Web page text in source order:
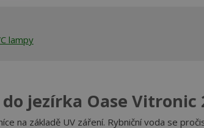
lampy
jezírka Oase Vitronic
na základě UV záření. Rybniční voda se